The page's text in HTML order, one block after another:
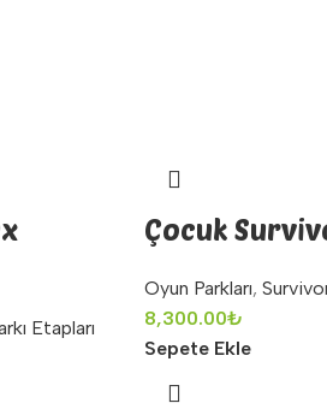
Etapları
Çocuk
Oyun Parkları,
8,300.00₺
Sepete Ekle